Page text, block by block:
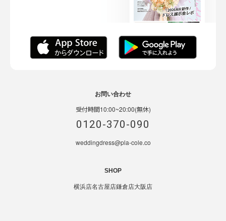
お問い合わせ
受付時間10:00~20:00(無休)
0120-370-090
weddingdress@pla-cole.co
SHOP
横浜店名古屋店鎌倉店大阪店